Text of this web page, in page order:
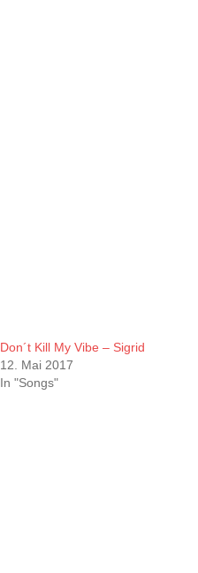
Don´t Kill My Vibe – Sigrid
12. Mai 2017
In "Songs"